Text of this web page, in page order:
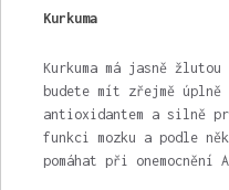
Kurkuma
Kurkuma má jasně
budete mít zřejmě
antioxidantem a silně
funkci mozku a podle
pomáhat při onemocnění